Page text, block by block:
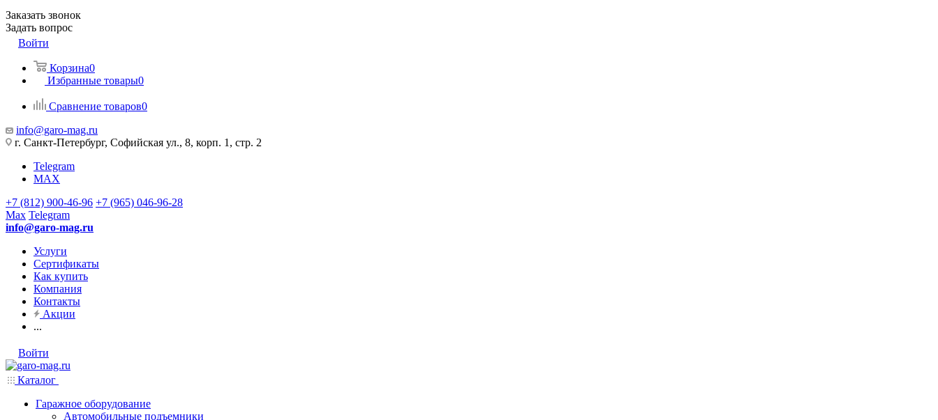
Заказать звонок
Задать вопрос
Войти
Корзина0
Избранные товары0
Сравнение товаров0
info@garo-mag.ru
г. Санкт-Петербург, Софийская ул., 8, корп. 1, стр. 2
Telegram
MAX
+7 (812) 900-46-96 +7 (965) 046-96-28
Max Telegram
info@garo-mag.ru
Услуги
Сертификаты
Как купить
Компания
Контакты
Акции
...
Войти
Каталог
Гаражное оборудование
Автомобильные подъемники